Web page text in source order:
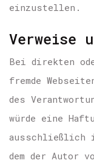
einzustellen.
Verweise
Bei direkten
fremde
des
würde eine
dem der Autor